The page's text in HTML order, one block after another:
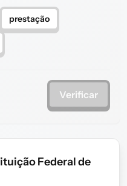
prestação
Verificar
Federal de